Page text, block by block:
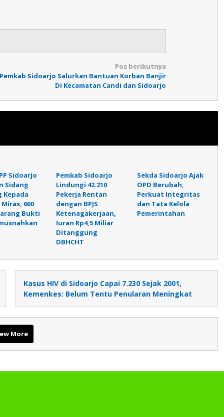
Pos berikutnya
Pemkab Sidoarjo Salurkan Bantuan Korban Banjir
Di Kecamatan Candi dan Sidoarjo
Sidoarjo
Sidang
Kepada
600
Bukti
Pemkab Sidoarjo
Lindungi 42.210
Pekerja Rentan
dengan BPJS
Ketenagakerjaan,
Iuran Rp4,5 Miliar
Ditanggung
DBHCHT
Sekda Sidoarjo Ajak
OPD Berubah,
Perkuat Integritas
dan Tata Kelola
Pemerintahan
Kasus HIV di Sidoarjo Capai 7.230 Sejak 2001,
Kemenkes: Belum Tentu Penularan Meningkat
More